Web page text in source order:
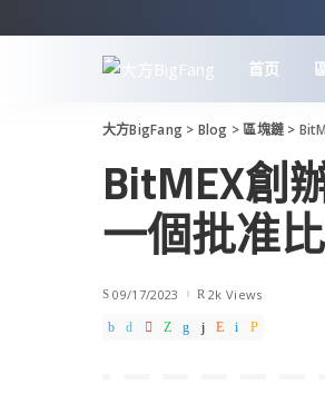
首页
大方BigFang > Blog >區塊鏈 >
BitMEX創
一個批准
09/17/2023 2k Views